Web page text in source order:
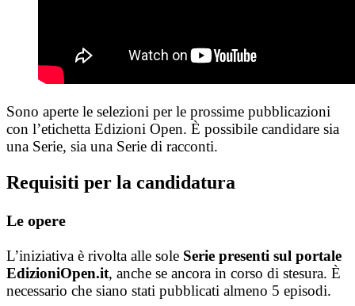
Sono aperte le selezioni per le prossime pubblicazioni
con l’etichetta Edizioni Open. È possibile candidare sia
una Serie, sia una Serie di racconti.
Requisiti per la candidatura
Le opere
L’iniziativa è rivolta alle sole Serie presenti sul portale
EdizioniOpen.it, anche se ancora in corso di stesura. È
necessario che siano stati pubblicati almeno 5 episodi.